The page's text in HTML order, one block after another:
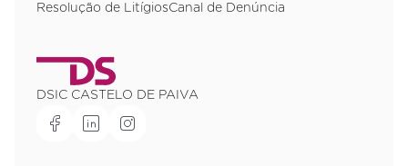
Resolução de LitígiosCanal de Denúncia
DSIC CASTELO DE PAIVA